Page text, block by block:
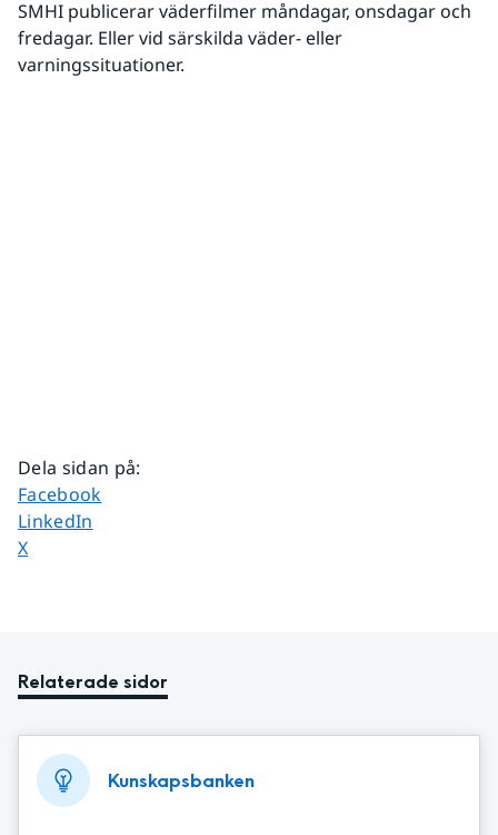
SMHI publicerar väderfilmer måndagar, onsdagar och
fredagar. Eller vid särskilda väder- eller
varningssituationer.
Dela sidan på:
Dela sidan på
Facebook
Dela sidan på
LinkedIn
Dela sidan på
X
Relaterade sidor
Kunskapsbanken